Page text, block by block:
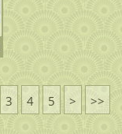
3 4 5 > >>